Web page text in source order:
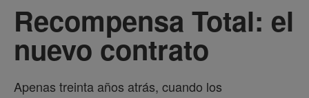
Recompensa Total: el
nuevo contrato
Apenas treinta años atrás, cuando los